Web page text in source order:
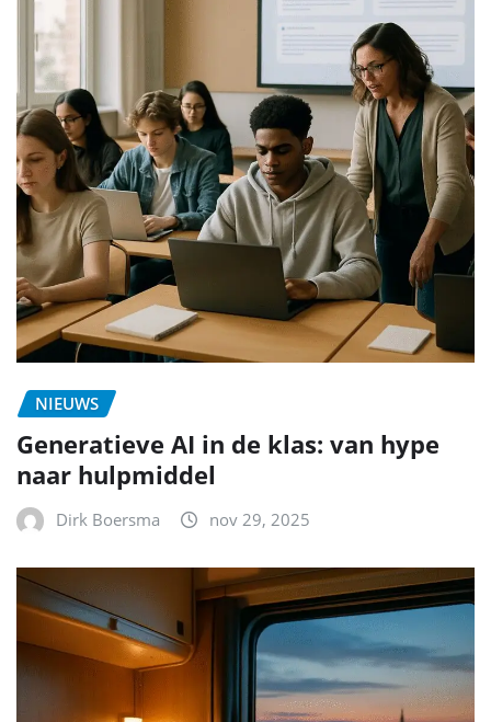
NIEUWS
Generatieve AI in de klas: van hype
naar hulpmiddel
Dirk Boersma nov 29, 2025